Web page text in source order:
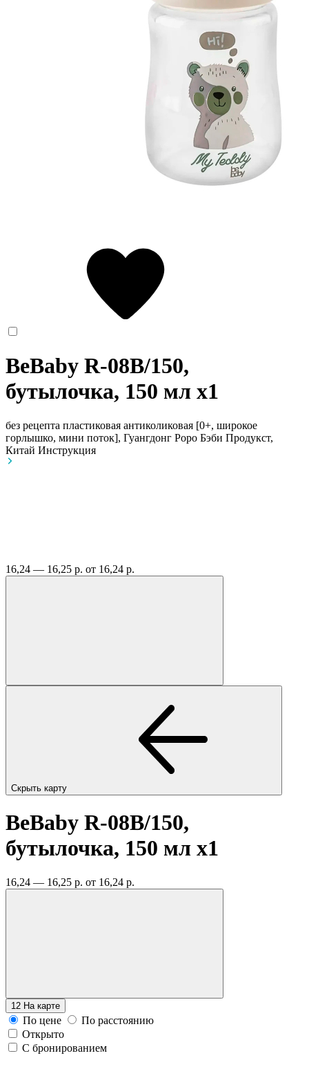
BeBaby R-08B/150,
бутылочка, 150 мл x1
без рецепта пластиковая антиколиковая [0+, широкое
горлышко, мини поток], Гуангдонг Роро Бэби Продукст,
Китай Инструкция
16,24 — 16,25 р. от 16,24 р.
Скрыть карту
BeBaby R-08B/150,
бутылочка, 150 мл x1
16,24 — 16,25 р. от 16,24 р.
12 На карте
По цене
По расстоянию
Открыто
С бронированием